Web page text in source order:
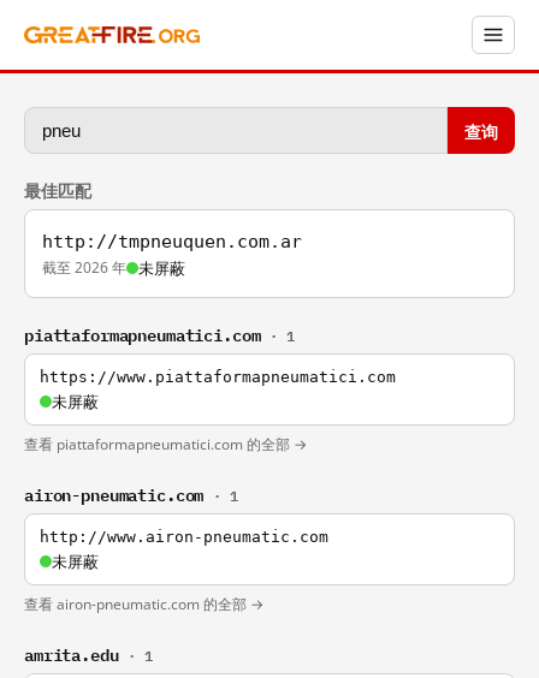
查询
最佳匹配
http://tmpneuquen.com.ar
截至 2026 年 未屏蔽
piattaformapneumatici.com · 1
https://www.piattaformapneumatici.com
未屏蔽
查看 piattaformapneumatici.com 的全部 →
airon-pneumatic.com · 1
http://www.airon-pneumatic.com
未屏蔽
查看 airon-pneumatic.com 的全部 →
amrita.edu · 1